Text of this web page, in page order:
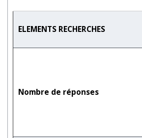
ELEMENTS RECHERCHES
Nombre de réponses